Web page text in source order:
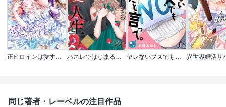
正ヒロインは愛する陛下に嫌われたい【タテヨミ】【フルカラー】 ハズレではじまる溺愛人生～仕組まれた恋の相手はハイスぺ社長 ヤレないブスでも好きだと言って｡【フルカラー】
同じ著者・レーベルの注目作品